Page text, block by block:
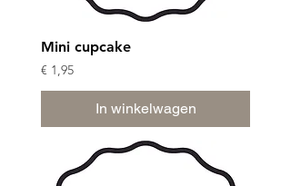
Mini cupcake
Prijs
€ 1,95
In winkelwagen